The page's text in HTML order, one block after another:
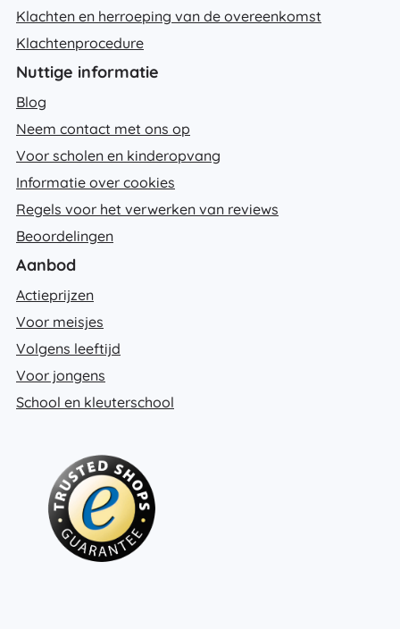
Klachten en herroeping van de overeenkomst
Klachtenprocedure
Nuttige informatie
Blog
Neem contact met ons op
Voor scholen en kinderopvang
Informatie over cookies
Regels voor het verwerken van reviews
Beoordelingen
Aanbod
Actieprijzen
Voor meisjes
Volgens leeftijd
Voor jongens
School en kleuterschool